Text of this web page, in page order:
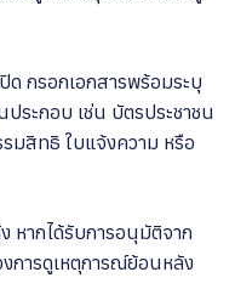
ด กรอกเอกสารพร้อมระบุ
ระกอบ เช่น บัตรประชาชน
มสิทธิ ใบแจ้งความ หรือ
หากได้รับการอนุมัติจาก
การดูเหตุการณ์ย้อนหลัง